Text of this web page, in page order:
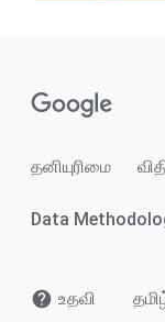
தனியுரிமை
Data
உதவி